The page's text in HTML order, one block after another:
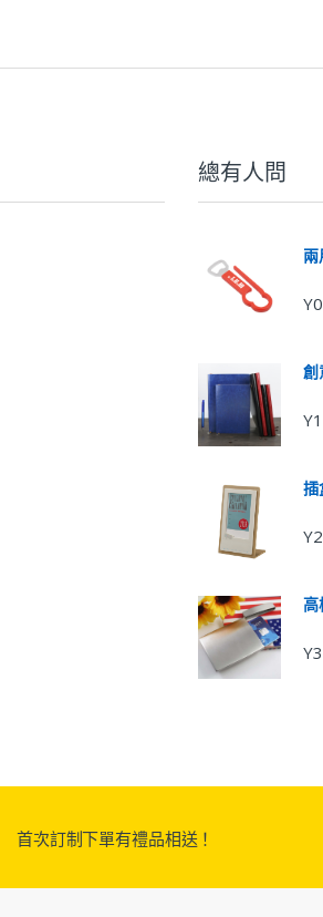
總有人問
兩
創
插
高
首次訂制下單有禮品相送！